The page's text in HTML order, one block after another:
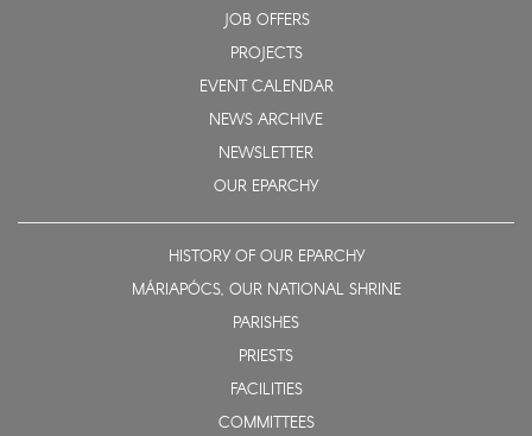
JOB OFFERS
PROJECTS
EVENT CALENDAR
NEWS ARCHIVE
NEWSLETTER
OUR EPARCHY
HISTORY OF OUR EPARCHY
MÁRIAPÓCS, OUR NATIONAL SHRINE
PARISHES
PRIESTS
FACILITIES
COMMITTEES